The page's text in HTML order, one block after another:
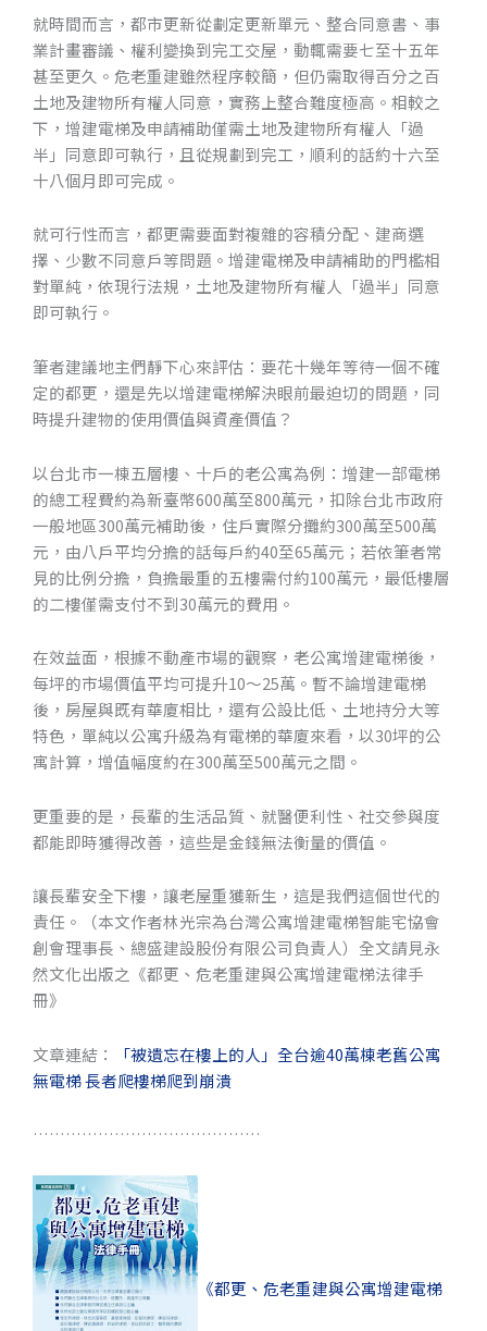
就時間而言，都市更新從劃定更新單元、整合同意書、事
業計畫審議、權利變換到完工交屋，動輒需要七至十五年
甚至更久。危老重建雖然程序較簡，但仍需取得百分之百
土地及建物所有權人同意，實務上整合難度極高。相較之
下，增建電梯及申請補助僅需土地及建物所有權人「過
半」同意即可執行，且從規劃到完工，順利的話約十六至
十八個月即可完成。
就可行性而言，都更需要面對複雜的容積分配、建商選
擇、少數不同意戶等問題。增建電梯及申請補助的門檻相
對單純，依現行法規，土地及建物所有權人「過半」同意
即可執行。
筆者建議地主們靜下心來評估：要花十幾年等待一個不確
定的都更，還是先以增建電梯解決眼前最迫切的問題，同
時提升建物的使用價值與資產價值？
以台北市一棟五層樓、十戶的老公寓為例：增建一部電梯
的總工程費約為新臺幣600萬至800萬元，扣除台北市政府
一般地區300萬元補助後，住戶實際分攤約300萬至500萬
元，由八戶平均分擔的話每戶約40至65萬元；若依筆者常
見的比例分擔，負擔最重的五樓需付約100萬元，最低樓層
的二樓僅需支付不到30萬元的費用。
在效益面，根據不動產市場的觀察，老公寓增建電梯後，
每坪的市場價值平均可提升10～25萬。暫不論增建電梯
後，房屋與既有華廈相比，還有公設比低、土地持分大等
特色，單純以公寓升級為有電梯的華廈來看，以30坪的公
寓計算，增值幅度約在300萬至500萬元之間。
更重要的是，長輩的生活品質、就醫便利性、社交參與度
都能即時獲得改善，這些是金錢無法衡量的價值。
讓長輩安全下樓，讓老屋重獲新生，這是我們這個世代的
責任。（本文作者林光宗為台灣公寓增建電梯智能宅協會
創會理事長、總盛建設股份有限公司負責人）全文請見永
然文化出版之《都更、危老重建與公寓增建電梯法律手
冊》
文章連結：
「被遺忘在樓上的人」全台逾40萬棟老舊公寓
無電梯 長者爬樓梯爬到崩潰
……………………………………
《都更、危老重建與公寓增建電梯